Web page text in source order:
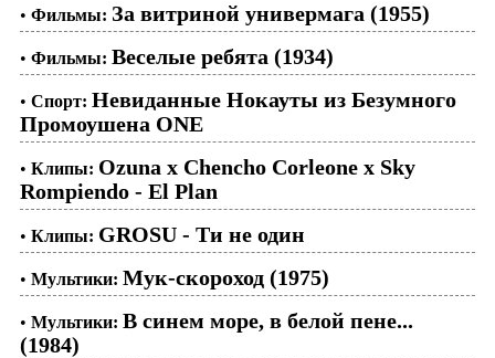
• Фильмы: За витриной универмага (1955)
• Фильмы: Веселые ребята (1934)
• Спорт: Невиданные Нокауты из Безумного
Промоушена ONE
• Клипы: Ozuna x Chencho Corleone x Sky
Rompiendo - El Plan
• Клипы: GROSU - Ти не один
• Мультики: Мук-скороход (1975)
• Мультики: В синем море, в белой пене...
(1984)